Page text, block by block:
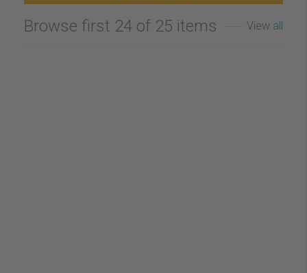
Browse first 24 of 25 items View all